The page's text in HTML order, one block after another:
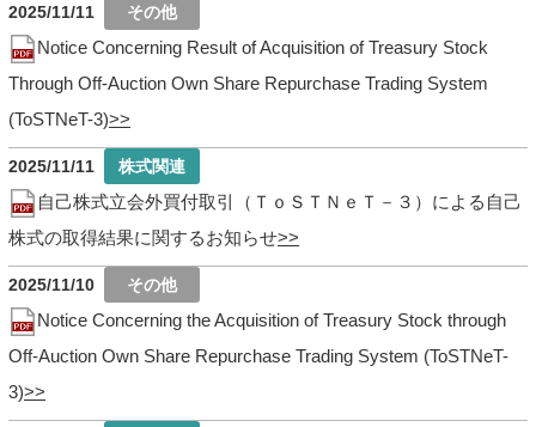
2025/11/11
Notice Concerning Result of Acquisition of Treasury Stock
Through Off-Auction Own Share Repurchase Trading System
(ToSTNeT-3)
2025/11/11
自己株式立会外買付取引（ＴｏＳＴＮｅＴ－３）による自己
株式の取得結果に関するお知らせ
2025/11/10
Notice Concerning the Acquisition of Treasury Stock through
Off-Auction Own Share Repurchase Trading System (ToSTNeT-
3)